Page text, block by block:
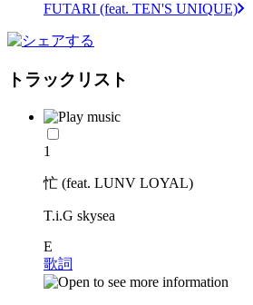
FUTARI (feat. TEN'S UNIQUE)
トラックリスト
1
忙 (feat. LUNV LOYAL)
T.i.G skysea
E
歌詞